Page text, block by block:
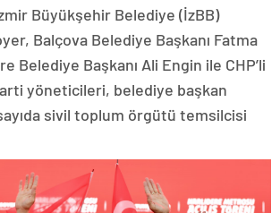
Büyükşehir Belediye (İzBB)
Balçova Belediye Başkanı Fatma
Belediye Başkanı Ali Engin ile CHP’li
yöneticileri, belediye başkan
sivil toplum örgütü temsilcisi